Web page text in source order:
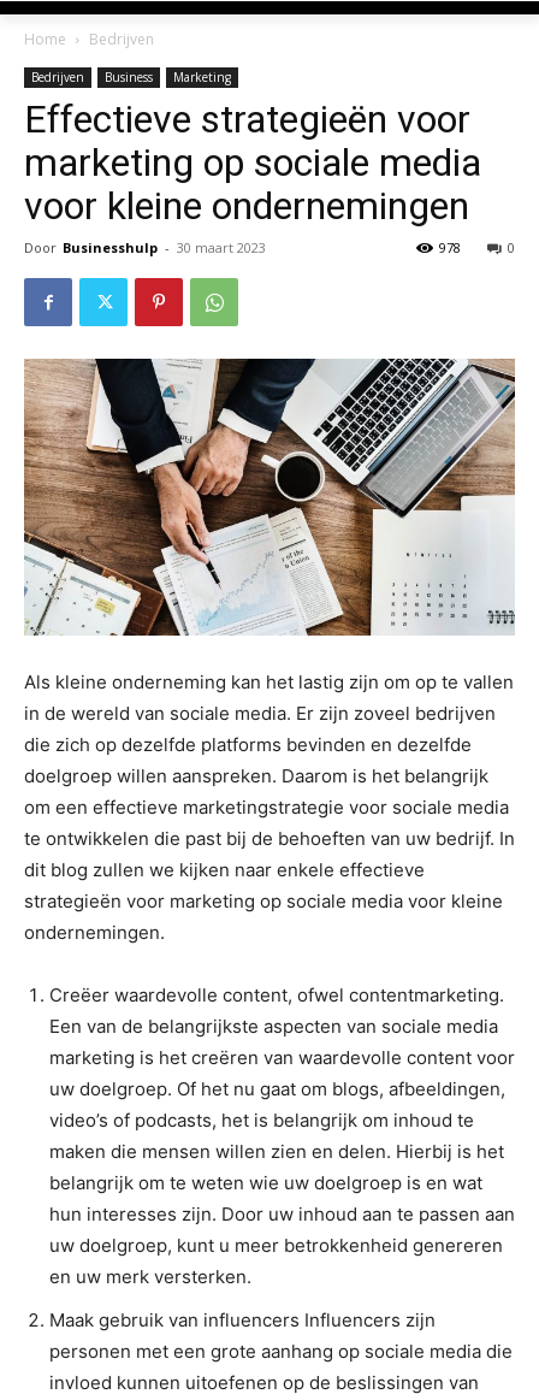
Home Bedrijven
Bedrijven Business Marketing
Effectieve strategieën voor
marketing op sociale media
voor kleine ondernemingen
Door Businesshulp - 30 maart 2023 0
978
Als kleine onderneming kan het lastig zijn om op te vallen
in de wereld van sociale media. Er zijn zoveel bedrijven
die zich op dezelfde platforms bevinden en dezelfde
doelgroep willen aanspreken. Daarom is het belangrijk
om een effectieve marketingstrategie voor sociale media
te ontwikkelen die past bij de behoeften van uw bedrijf. In
dit blog zullen we kijken naar enkele effectieve
strategieën voor marketing op sociale media voor kleine
ondernemingen.
Creëer waardevolle content, ofwel contentmarketing.
Een van de belangrijkste aspecten van sociale media
marketing is het creëren van waardevolle content voor
uw doelgroep. Of het nu gaat om blogs, afbeeldingen,
video’s of podcasts, het is belangrijk om inhoud te
maken die mensen willen zien en delen. Hierbij is het
belangrijk om te weten wie uw doelgroep is en wat
hun interesses zijn. Door uw inhoud aan te passen aan
uw doelgroep, kunt u meer betrokkenheid genereren
en uw merk versterken.
Maak gebruik van influencers Influencers zijn
personen met een grote aanhang op sociale media die
invloed kunnen uitoefenen op de beslissingen van